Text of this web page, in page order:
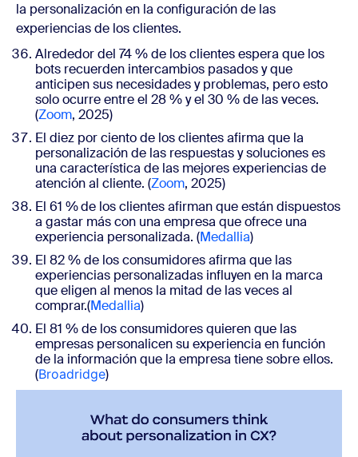
la personalización en la configuración de las
experiencias de los clientes.
Alrededor del 74 % de los clientes espera que los
bots recuerden intercambios pasados y que
anticipen sus necesidades y problemas, pero esto
solo ocurre entre el 28 % y el 30 % de las veces.
(Zoom, 2025)
El diez por ciento de los clientes afirma que la
personalización de las respuestas y soluciones es
una característica de las mejores experiencias de
atención al cliente. (Zoom, 2025)
El 61 %de los clientes afirman que están dispuestos
a gastar más con una empresa que ofrece una
experiencia personalizada. (Medallia)
El 82 % de los consumidores afirma que las
experiencias personalizadas influyen en la marca
que eligen al menos la mitad de las veces al
comprar.(Medallia)
El 81 % de los consumidores quieren que las
empresas personalicen su experiencia en función
de la información que la empresa tiene sobre ellos.
(Broadridge)